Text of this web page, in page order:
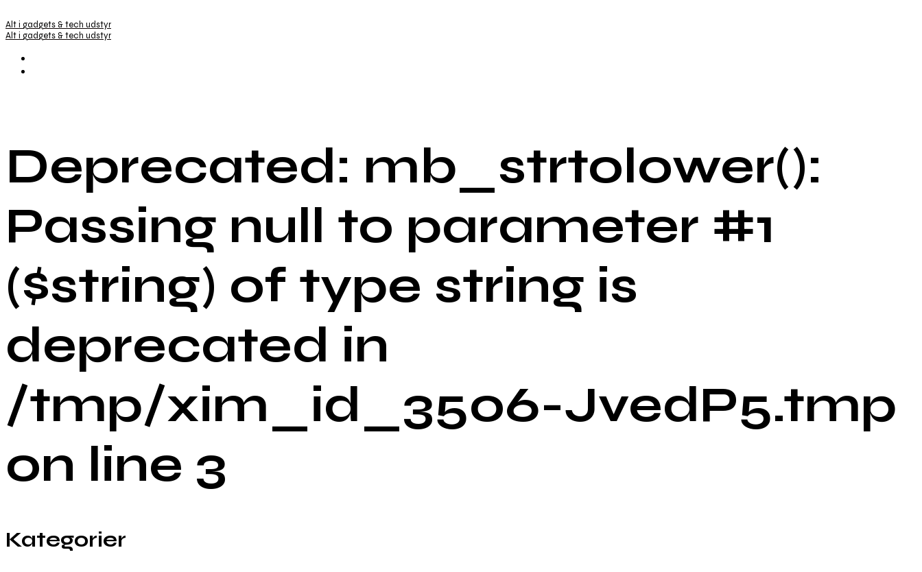
Alt i gadgets & tech udstyr
Alt i gadgets & tech udstyr
Deprecated: mb_strtolower():
Passing null to parameter #1
($string) of type string is
deprecated in
/tmp/xim_id_3506-JvedP5.tmp
on line 3
Kategorier